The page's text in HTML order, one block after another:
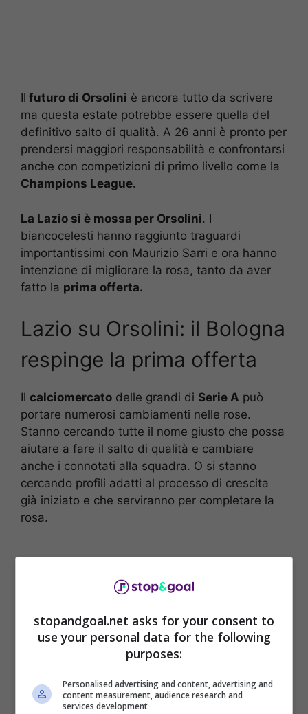
Il futuro di Orsolini è ancora tutto da scrivere
ma questa estate potrebbe essere quella del
definitivo salto di qualità. A 26 anni è pronto per
prendersi maggiori responsabilità e confrontarsi
anche con competizioni di primo livello come la
Champions League.
La Lazio si è mossa per Orsolini. I
biancocelesti hanno raggiunto traguardi
importantissimi con Maurizio Sarri e ora hanno
intenzione di migliorare la rosa, tanto da aver
fatto la prima offerta.
Lazio su Orsolini: il Bologna
respinge la prima offerta
Il calciomercato delle grandi di Serie A può
portare numerosi cambiamenti nelle rose.
Stanno cercando tutte il nome giusto che possa
aiutare a fare il salto di qualità e cambiare
anche i connotati alla squadra. O si stanno
cercando profili adatti al processo di crescita
già iniziato e che serviranno per completare la
rosa.
stopandgoal.net asks for your consent to
use your personal data for the following
purposes:
Personalised advertising and content, advertising and
content measurement, audience research and
services development